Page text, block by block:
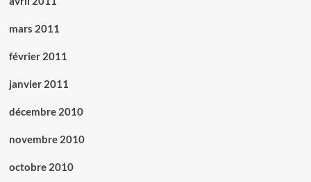
mars 2011
février 2011
janvier 2011
décembre 2010
novembre 2010
octobre 2010